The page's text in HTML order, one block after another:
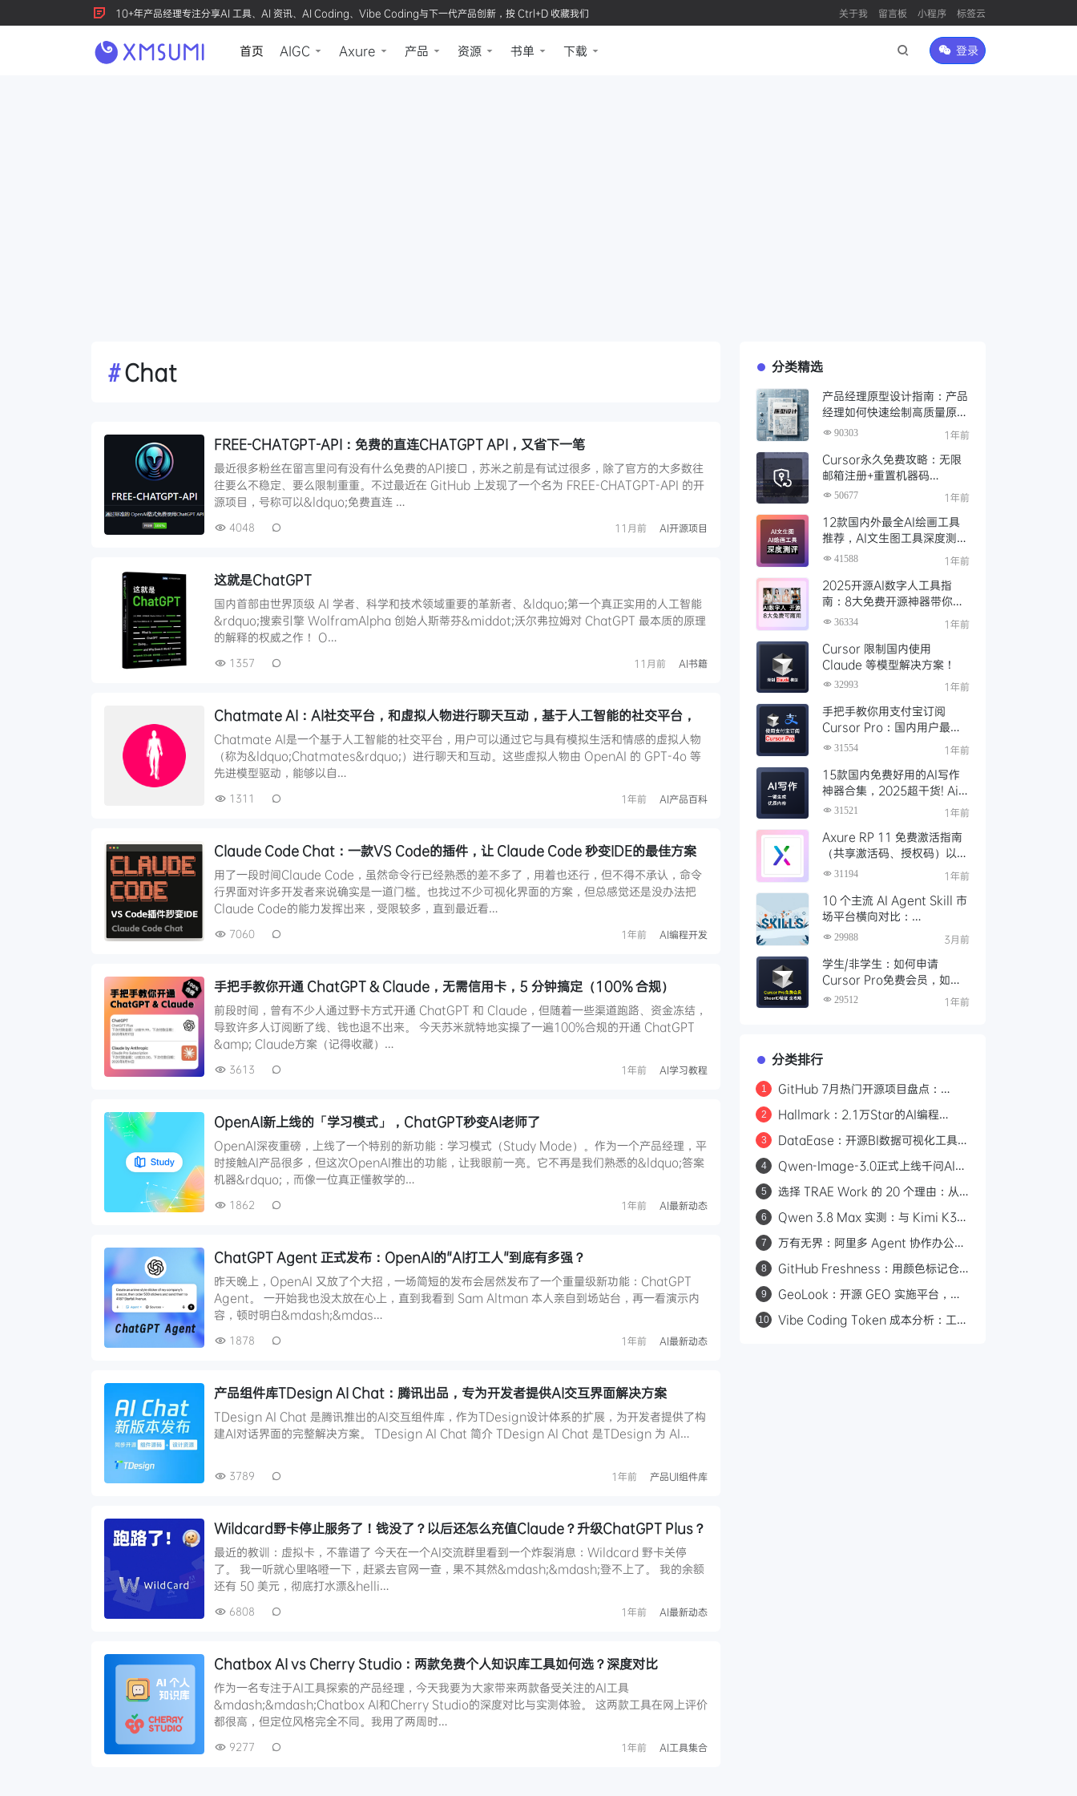
10+年产品经理专注分享AI 工具、AI 资讯、AI Coding、Vibe Coding与下一代产品创新，按 Ctrl+D 收藏我们 关于我 留言板 小程序 标签云
首页 AIGC Axure 产品 资源 书单 下载 登录
#Chat
FREE-CHATGPT-API：免费的直连CHATGPT API，又省下一笔
最近很多粉丝在留言里问有没有什么免费的API接口，苏米之前是有试过很多，除了官方的大多数往
往要么不稳定、要么限制重重。不过最近在 GitHub 上发现了一个名为 FREE-CHATGPT-API 的开
源项目，号称可以&ldquo;免费直连 …
4048 11月前 AI开源项目
这就是ChatGPT
国内首部由世界顶级 AI 学者、科学和技术领域重要的革新者、&ldquo;第一个真正实用的人工智能
&rdquo;搜索引擎 WolframAlpha 创始人斯蒂芬&middot;沃尔弗拉姆对 ChatGPT 最本质的原理
的解释的权威之作！ O…
1357 11月前 AI书籍
Chatmate AI：AI社交平台，和虚拟人物进行聊天互动，基于人工智能的社交平台，
Chatmate AI是一个基于人工智能的社交平台，用户可以通过它与具有模拟生活和情感的虚拟人物
（称为&ldquo;Chatmates&rdquo;）进行聊天和互动。这些虚拟人物由 OpenAI 的 GPT-4o 等
先进模型驱动，能够以自…
1311 1年前 AI产品百科
Claude Code Chat：一款VS Code的插件，让 Claude Code 秒变IDE的最佳方案
用了一段时间Claude Code，虽然命令行已经熟悉的差不多了，用着也还行，但不得不承认，命令
行界面对许多开发者来说确实是一道门槛。也找过不少可视化界面的方案，但总感觉还是没办法把
Claude Code的能力发挥出来，受限较多，直到最近看…
7060 1年前 AI编程开发
手把手教你开通 ChatGPT & Claude，无需信用卡，5 分钟搞定（100% 合规）
前段时间，曾有不少人通过野卡方式开通 ChatGPT 和 Claude，但随着一些渠道跑路、资金冻结，
导致许多人订阅断了线、钱也退不出来。 今天苏米就特地实操了一遍100%合规的开通 ChatGPT
&amp; Claude方案（记得收藏）…
3613 1年前 AI学习教程
OpenAI新上线的「学习模式」，ChatGPT秒变AI老师了
OpenAI深夜重磅，上线了一个特别的新功能：学习模式（Study Mode）。作为一个产品经理，平
时接触AI产品很多，但这次OpenAI推出的功能，让我眼前一亮。它不再是我们熟悉的&ldquo;答案
机器&rdquo;，而像一位真正懂教学的…
1862 1年前 AI最新动态
ChatGPT Agent 正式发布：OpenAI的"AI打工人"到底有多强？
昨天晚上，OpenAI 又放了个大招，一场简短的发布会居然发布了一个重量级新功能：ChatGPT
Agent。 一开始我也没太放在心上，直到我看到 Sam Altman 本人亲自到场站台，再一看演示内
容，顿时明白&mdash;&mdas…
1878 1年前 AI最新动态
产品组件库TDesign AI Chat：腾讯出品，专为开发者提供AI交互界面解决方案
TDesign AI Chat 是腾讯推出的AI交互组件库，作为TDesign设计体系的扩展，为开发者提供了构
建AI对话界面的完整解决方案。 TDesign AI Chat 简介 TDesign AI Chat 是TDesign 为 AI…
3789 1年前 产品UI组件库
Wildcard野卡停止服务了！钱没了？以后还怎么充值Claude？升级ChatGPT Plus？
最近的教训：虚拟卡，不靠谱了 今天在一个AI交流群里看到一个炸裂消息：Wildcard 野卡关停
了。 我一听就心里咯噔一下，赶紧去官网一查，果不其然&mdash;&mdash;登不上了。 我的余额
还有 50 美元，彻底打水漂&helli…
6808 1年前 AI最新动态
Chatbox AI vs Cherry Studio：两款免费个人知识库工具如何选？深度对比
作为一名专注于AI工具探索的产品经理，今天我要为大家带来两款备受关注的AI工具
&mdash;&mdash;Chatbox AI和Cherry Studio的深度对比与实测体验。 这两款工具在网上评价
都很高，但定位风格完全不同。我用了两周时…
9277 1年前 AI工具集合
分类精选
产品经理原型设计指南：产品
经理如何快速绘制高质量原
型？（附步骤与资源）
90303 1年前
Cursor永久免费攻略：无限
邮箱注册+重置机器码
+Cursor试用期重置工具实现
50677 1年前
12款国内外最全AI绘画工具
推荐，AI文生图工具深度测评
与场景化对比
41588 1年前
2025开源AI数字人工具指
南：8大免费开源神器带你免
费解锁可商用的AI数字人
36334 1年前
Cursor 限制国内使用
Claude 等模型解决方案！
32993 1年前
手把手教你用支付宝订阅
Cursor Pro：国内用户最全
开通教程（附取消自动扣费）
31554 1年前
15款国内免费好用的AI写作
神器合集，2025超干货! Ai
写作工具推荐，支持论文长文
31521 1年前
Axure RP 11 免费激活指南
（共享激活码、授权码）以及
永久激活方法分享
31194 1年前
10 个主流 AI Agent Skill 市
场平台横向对比：
Clawhub、Skillsmp、
29988 3月前
学生/非学生：如何申请
Cursor Pro免费会员，如何
通过SheerID验证快速激活全
29512 1年前
分类排行
1
GitHub 7月热门开源项目盘点：
得关注的项目
2
Hallmark：2.1万Star的AI编程
面设计
3
DataEase：开源BI数据可视化工具，
支持多数据源
4
Qwen-Image-3.0正式上线千问AI平
4.5k token复杂版面一次生成
5
选择 TRAE Work 的 20 个理由：从
6
Qwen 3.8 Max 实测：与 Kimi K3
7
万有无界：阿里多 Agent 协作办公平
8
GitHub Freshness：用颜色标记仓
9
GeoLook：开源 GEO 实施平台，打
10
Vibe Coding Token 成本分析：工具